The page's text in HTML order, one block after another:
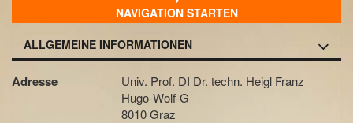
NAVIGATION STARTEN
ALLGEMEINE INFORMATIONEN
Adresse
Univ. Prof. DI Dr. techn. Heigl Franz
Hugo-Wolf-G
8010 Graz